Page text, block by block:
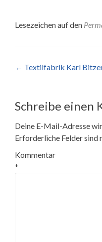
Lesezeichen auf den
← Textilfabrik Karl
Schreibe einen
Deine E-Mail-Adresse
Erforderliche Felder sind
Kommentar
*